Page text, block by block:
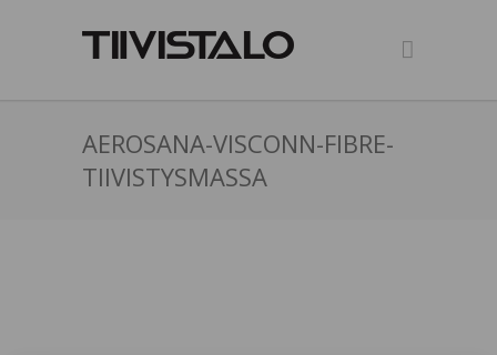
AEROSANA-VISCONN-FIBRE-
TIIVISTYSMASSA